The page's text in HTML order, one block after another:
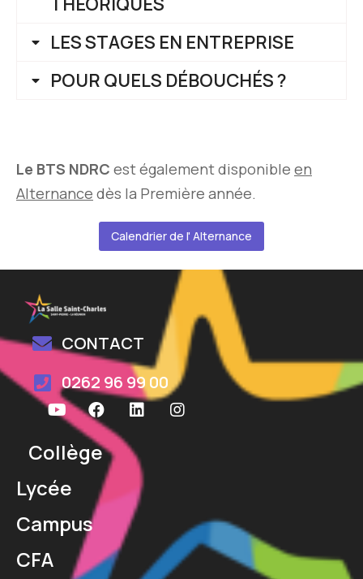
LES STAGES EN ENTREPRISE
POUR QUELS DÉBOUCHÉS ?
Le BTS NDRC est également disponible en
Alternance dès la Première année.
Calendrier de l' Alternance
CONTACT
0262 96 99 00
Collège
Lycée
Campus
CFA